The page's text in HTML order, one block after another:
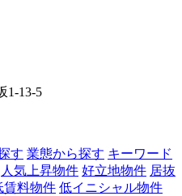
1-13-5
す 業態から探す キーワード
人気上昇物件 好立地物件 居抜
賃料物件 低イニシャル物件